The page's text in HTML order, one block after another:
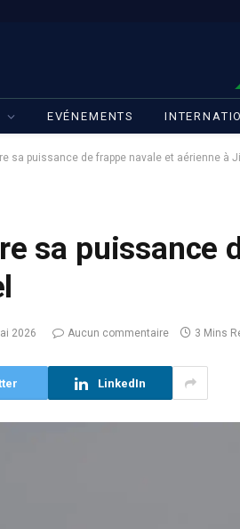
EVÉNEMENTS
sa puissance de frappe navale et aérienne à
sa puissance
2026 Aucun commentaire 3 Mins
LinkedIn